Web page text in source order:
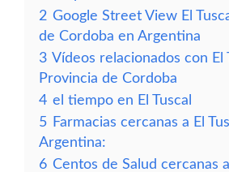
2 Google Street View El
de Cordoba en Argentina
3 Vídeos relacionados con El
Provincia de Cordoba
4 el tiempo en El Tuscal
5 Farmacias cercanas a El
Argentina:
6 Centos de Salud cercanas